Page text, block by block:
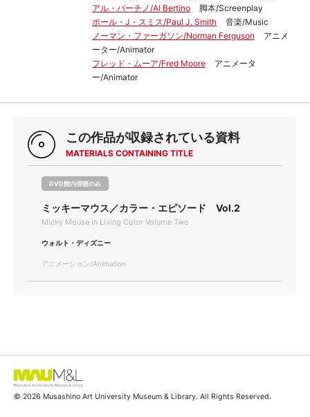
アル・バーチノ/Al Bertino
脚本/Screenplay
ポール・J・スミス/Paul J. Smith
音楽/Music
ノーマン・ファーガソン/Norman Ferguson
アニメ
ーター/Animator
フレッド・ムーア/Fred Moore
アニメータ
ー/Animator
この作品が収録されている資料
MATERIALS CONTAINING TITLE
DVD館内視聴のみ
ミッキーマウス／カラー・エピソード Vol.2
Micky Mouse in Living Color Volume Two
ウォルト・ディズニー
アニメーション/Animation
© 2026 Musashino Art University Museum & Library. All Rights Reserved.